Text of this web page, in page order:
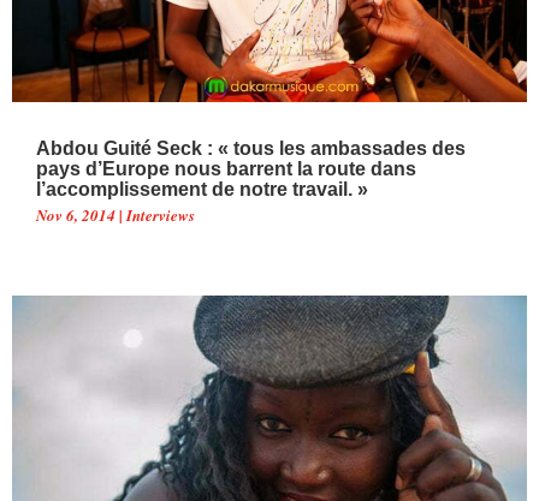
Abdou Guité Seck : « tous les ambassades des
pays d’Europe nous barrent la route dans
l’accomplissement de notre travail. »
Nov 6, 2014|Interviews